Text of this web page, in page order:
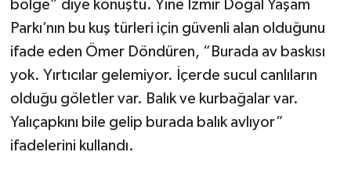
bölge” diye konuştu. Yine İzmir Doğal Yaşam
Parkı’nın bu kuş türleri için güvenli alan olduğunu
ifade eden Ömer Döndüren, “Burada av baskısı
yok. Yırtıcılar gelemiyor. İçerde sucul canlıların
olduğu göletler var. Balık ve kurbağalar var.
Yalıçapkını bile gelip burada balık avlıyor”
ifadelerini kullandı.